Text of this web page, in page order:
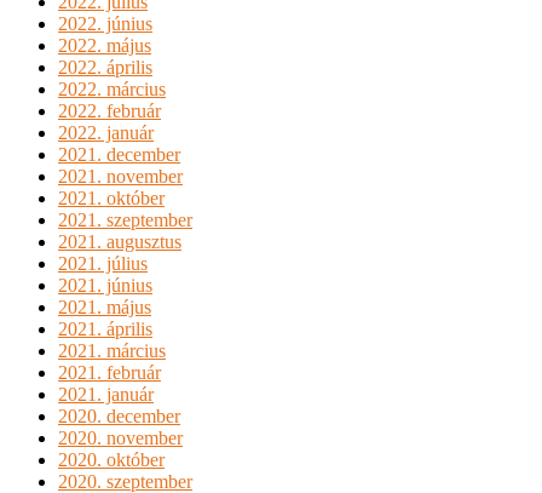
2022. június
2022. május
2022. április
2022. március
2022. február
2022. január
2021. december
2021. november
2021. október
2021. szeptember
2021. augusztus
2021. július
2021. június
2021. május
2021. április
2021. március
2021. február
2021. január
2020. december
2020. november
2020. október
2020. szeptember